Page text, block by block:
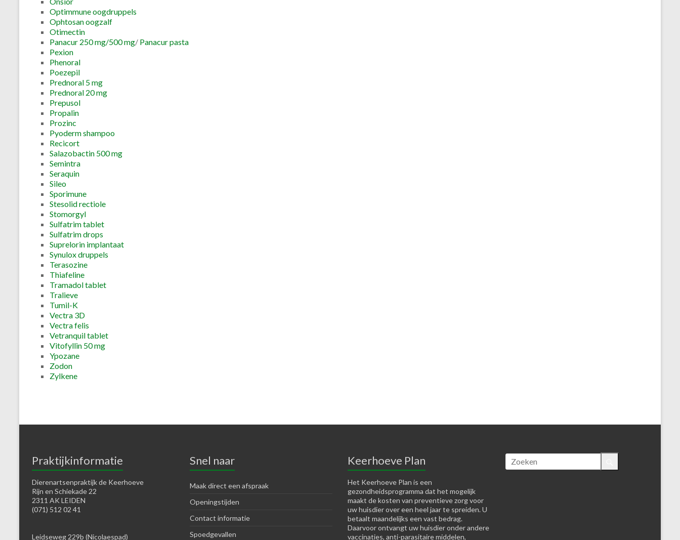
Optimmune oogdruppels
Ophtosan oogzalf
Otimectin
Panacur 250 mg/500 mg/ Panacur pasta
Pexion
Phenoral
Poezepil
Prednoral 5 mg
Prednoral 20 mg
Prepusol
Propalin
Prozinc
Pyoderm shampoo
Recicort
Salazobactin 500 mg
Semintra
Seraquin
Sileo
Sporimune
Stesolid rectiole
Stomorgyl
Sulfatrim tablet
Sulfatrim drops
Suprelorin implantaat
Synulox druppels
Terasozine
Thiafeline
Tramadol tablet
Tralieve
Tumil-K
Vectra 3D
Vectra felis
Vetranquil tablet
Vitofyllin 50 mg
Ypozane
Zodon
Zylkene
Praktijkinformatie
Dierenartsenpraktijk de Keerhoeve
Rijn en Schiekade 22
2311 AK LEIDEN
(071) 512 02 41
Leidseweg 229b (Nicolaespad)
Snel naar
Maak direct een afspraak
Openingstijden
Contact informatie
Spoedgevallen
Keerhoeve Plan
Het Keerhoeve Plan is een
gezondheidsprogramma dat het mogelijk
maakt de kosten van preventieve zorg voor
uw huisdier over een heel jaar te spreiden. U
betaalt maandelijks een vast bedrag.
Daarvoor ontvangt uw huisdier onder andere
vaccinaties, anti-parasitaire middelen,